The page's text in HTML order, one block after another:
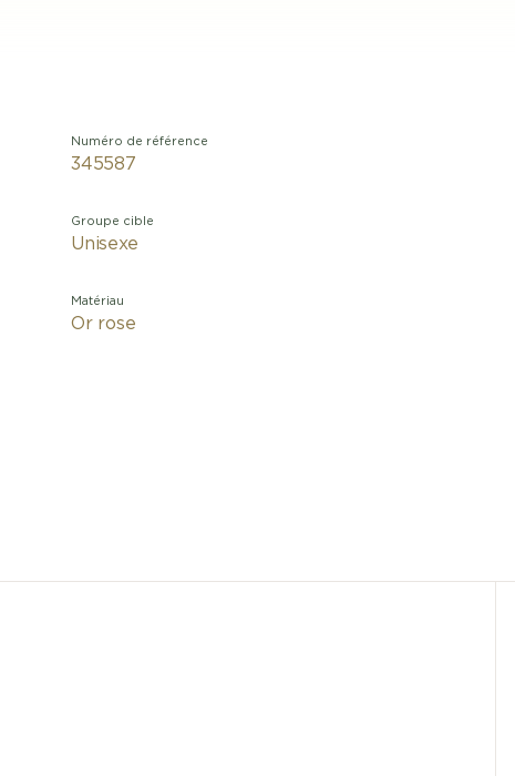
Numéro de référence
345587
Groupe cible
Unisexe
Matériau
Or rose